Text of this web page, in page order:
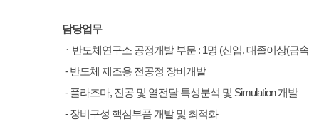
담당업무
ㆍ반도체연구소 공정개발 부문 : 1명 (신입, 대졸이상(금
- 반도체 제조용 전공정 장비개발
- 플라즈마, 진공 및 열전달 특성분석 및 Simulation 개발
- 장비구성 핵심부품 개발 및 최적화